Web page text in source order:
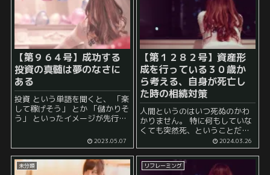
【第９６４号】成功する
投資の真髄は夢のなさに
ある
投資 という単語を聞くと、 「楽
して稼げそう」 とか 「儲かりそ
う」 といったイメージが先行し
投資には地味でコツコツとした
努力が欠かせず、夢や希望だけ
では投資が成功...
2023.05.07
【第１２８２号】資産形
成を行っている３０歳か
ら考える、自身が死亡し
た時の相続対策
人間というのはいつ死ぬのかわ
かりません。 特に何もしていな
くても突然死、ということだっ
を送っていたかと思えば、 突然
高齢者がアクセルとブレーキを
踏み間違えて車ごと突っ込んで
2024.03.26
未分類 リフレーミング